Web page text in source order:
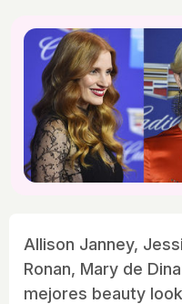
Allison Janney,
Ronan, Mary de
mejores beauty